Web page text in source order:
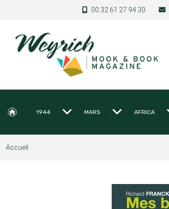
Aller au contenu principal 00 32 61 27 94 30
1944 < MARS < AFRICA <
Accueil